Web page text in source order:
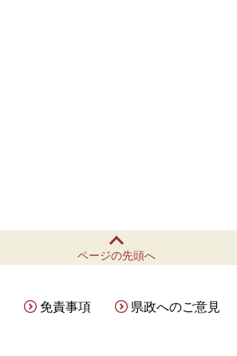
ページの先頭へ
免責事項 県政へのご意見